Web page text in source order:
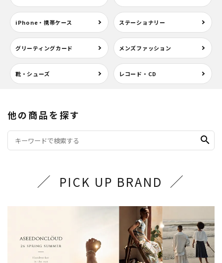
iPhone・携帯ケース ステーショナリー
グリーティングカード メンズファッション
靴・シューズ レコード・CD
他の商品を探す
search
PICK UP BRAND